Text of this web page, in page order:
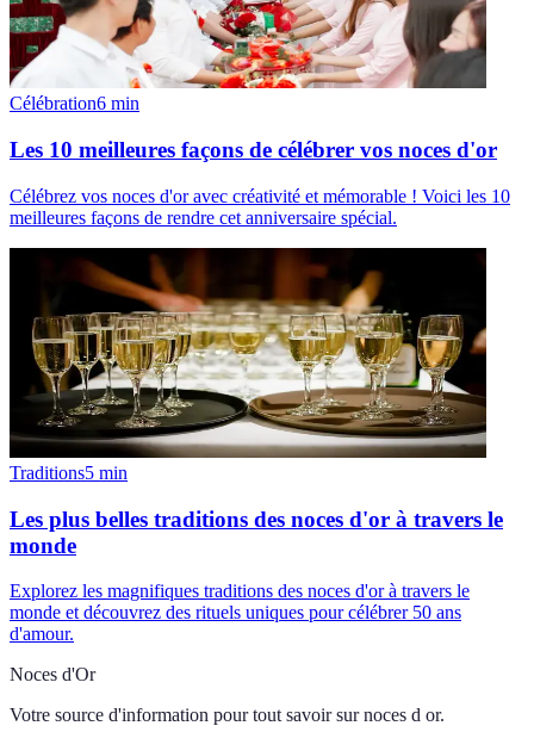
Célébration6 min
Les 10 meilleures façons de célébrer vos noces d'or
Célébrez vos noces d'or avec créativité et mémorable ! Voici les 10
meilleures façons de rendre cet anniversaire spécial.
Traditions5 min
Les plus belles traditions des noces d'or à travers le
monde
Explorez les magnifiques traditions des noces d'or à travers le
monde et découvrez des rituels uniques pour célébrer 50 ans
d'amour.
Noces d'Or
Votre source d'information pour tout savoir sur noces d or.